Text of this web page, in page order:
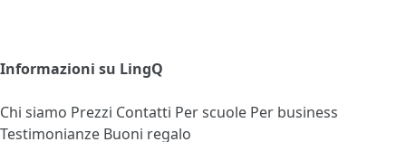
Informazioni su LingQ
Chi siamo Prezzi Contatti Per scuole Per business
Testimonianze Buoni regalo